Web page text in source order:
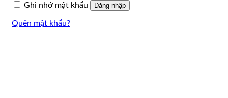
Ghi nhớ mật khẩu Đăng nhập
Quên mật khẩu?